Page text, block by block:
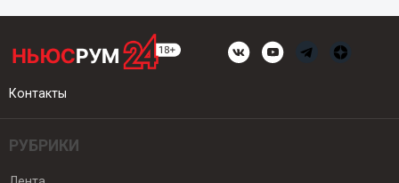
Контакты
РУБРИКИ